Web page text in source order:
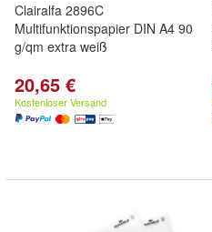
Clairalfa 2896C
Multifunktionspapier DIN A4 90
g/qm extra weiß
20,65 €
Kostenloser Versand